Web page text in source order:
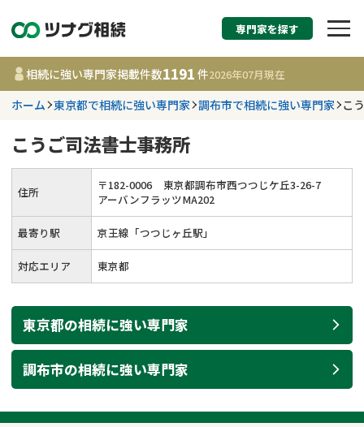
相続税申告・相続手
す
事務所 1191
件
更新日 :
相談内容で探す
遺言書作成・遺言執行
相続登記
遺留分侵害額請求
相続手続き
費用相場
コラム
相続手続き
遺言
専門家を探す
相続に強い専門家掲載件数1191 件2026年07月現在
ホーム 東京都で相続に強い専門家 調布市で相続に強い専門家 こ
こうご司法書士事務所
住所 〒182-0006
東京都調布市西つつじケ丘3-26-7
アーバンフラッツMA202
最寄り駅 京王線「つつじヶ丘駅」
対応エリア 東京都
東京都の相続に強い専門家
調布市の相続に強い専門家